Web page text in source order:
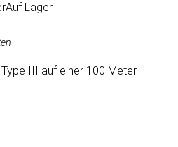
Auf Lager
III auf einer 100 Meter